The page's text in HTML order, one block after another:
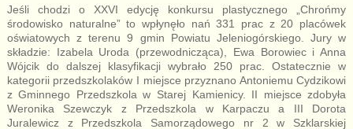
Jeśli chodzi o XXVI edycję konkursu plastycznego „Chrońmy
środowisko naturalne” to wpłynęło nań 331 prac z 20 placówek
oświatowych z terenu 9 gmin Powiatu Jeleniogórskiego. Jury w
składzie: Izabela Uroda (przewodnicząca), Ewa Borowiec i Anna
Wójcik do dalszej klasyfikacji wybrało 250 prac. Ostatecznie w
kategorii przedszkolaków I miejsce przyznano Antoniemu Cydzikowi
z Gminnego Przedszkola w Starej Kamienicy. II miejsce zdobyła
Weronika Szewczyk z Przedszkola w Karpaczu a III Dorota
Juralewicz z Przedszkola Samorządowego nr 2 w Szklarskiej